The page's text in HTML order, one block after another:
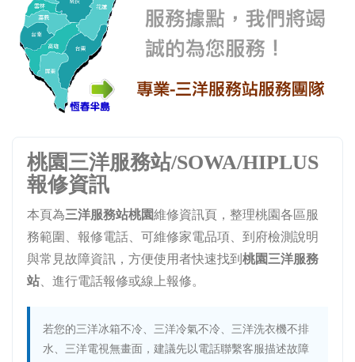
桃園三洋服務站/SOWA/HIPLUS
報修資訊
本頁為三洋服務站桃園維修資訊頁，整理桃園各區服
務範圍、報修電話、可維修家電品項、到府檢測說明
與常見故障資訊，方便使用者快速找到 桃園三洋服務
站、進行電話報修或線上報修。
若您的三洋冰箱不冷、三洋冷氣不冷、三洋洗衣機不排
水、三洋電視無畫面，建議先以電話聯繫客服描述故障